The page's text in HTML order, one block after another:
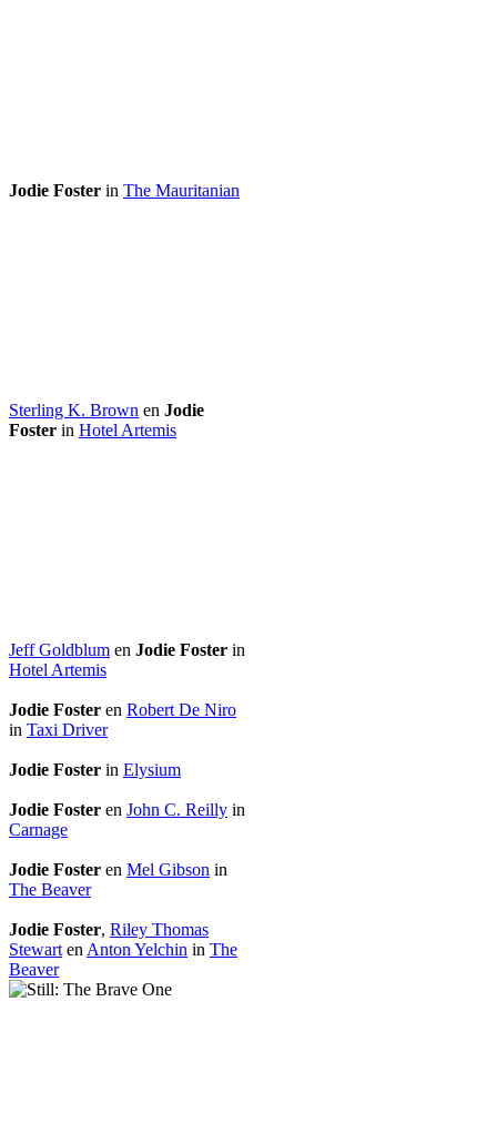
Jodie Foster in The Mauritanian
Sterling K. Brown en Jodie
Foster in Hotel Artemis
Jeff Goldblum en Jodie Foster in
Hotel Artemis
Jodie Foster en Robert De Niro
in Taxi Driver
Jodie Foster in Elysium
Jodie Foster en John C. Reilly in
Carnage
Jodie Foster en Mel Gibson in
The Beaver
Jodie Foster, Riley Thomas
Stewart en Anton Yelchin in The
Beaver